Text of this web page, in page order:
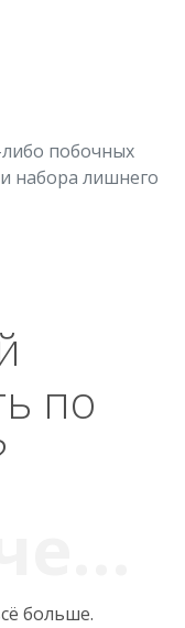
побочных
набора лишнего
по
больше.